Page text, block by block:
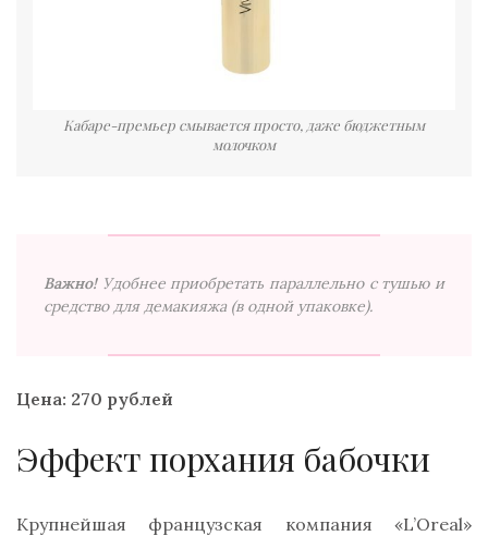
Кабаре-премьер смывается просто, даже бюджетным
молочком
Важно! Удобнее приобретать параллельно с тушью и
средство для демакияжа (в одной упаковке).
Цена: 270 рублей
Эффект порхания бабочки
Крупнейшая французская компания «L’Oreal»